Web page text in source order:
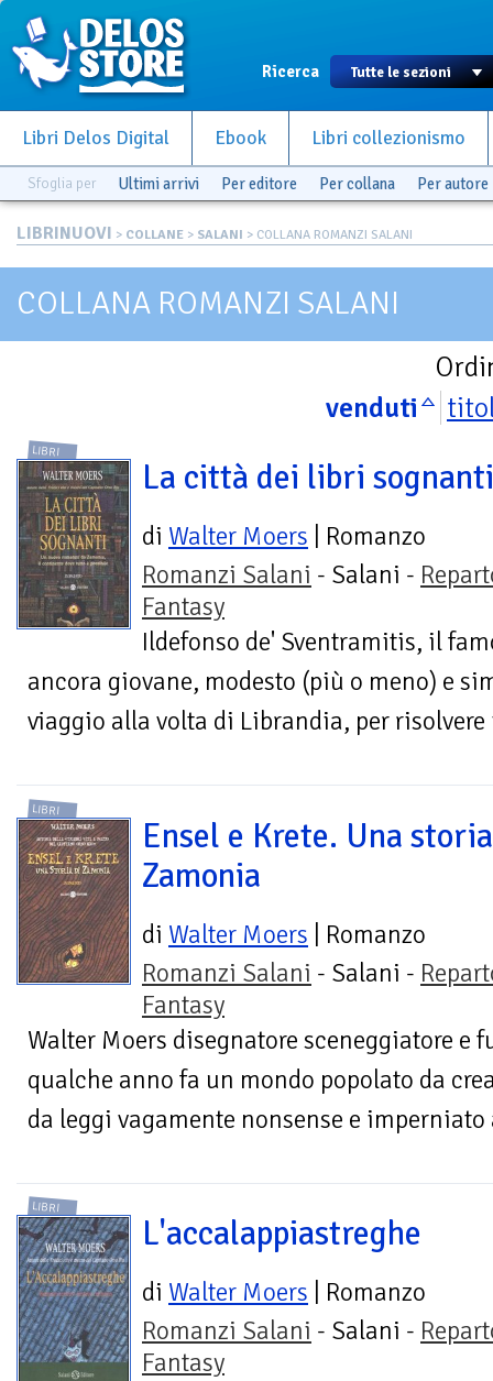
Ricerca
Libri Delos Digital Ebook Libri collezionismo
Sfoglia per Ultimi arrivi Per editore Per collana Per autore
LIBRINUOVI > COLLANE > SALANI > COLLANA ROMANZI SALANI
COLLANA ROMANZI SALANI
venduti
LIBRI
La città dei libri sognanti
di Walter Moers | Romanzo
Romanzi Salani - Salani -
Fantasy
Ildefonso de' Sventramitis, il
ancora giovane, modesto (più o meno) e
viaggio alla volta di Librandia, per
LIBRI
Ensel e Krete. Una
Zamonia
di Walter Moers | Romanzo
Romanzi Salani - Salani -
Fantasy
Walter Moers disegnatore sceneggiatore e
qualche anno fa un mondo popolato da
da leggi vagamente nonsense e
LIBRI
L'accalappiastreghe
di Walter Moers | Romanzo
Romanzi Salani - Salani -
Fantasy